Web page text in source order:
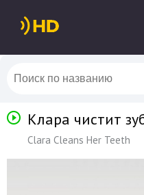
Клара чистит
Clara Cleans Her Teeth